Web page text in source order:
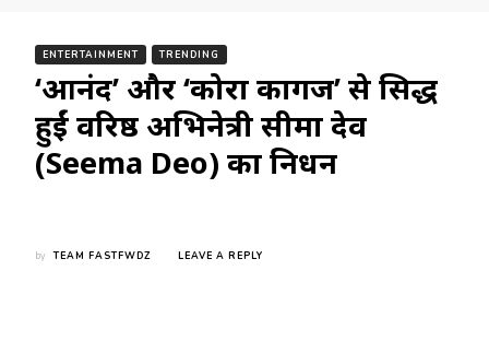
ENTERTAINMENT TRENDING
‘आनंद’ और ‘कोरा कागज’ से प्रसिद्ध
हुईं वरिष्ठ अभिनेत्री सीमा देव
(Seema Deo) का निधन
by TEAM FASTFWDZ LEAVE A REPLY